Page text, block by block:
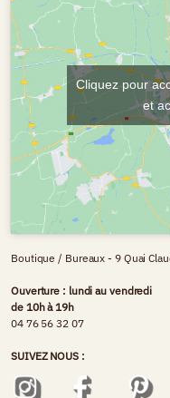
Cliquez pour
et
Boutique / Bureaux - 9 Quai
Ouverture : lundi au vendredi
de 10h à 19h
04 76 56 32 07
SUIVEZ NOUS :